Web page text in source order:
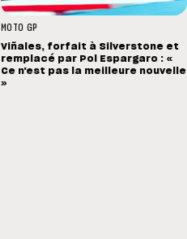
MOTO GP
Viñales, forfait à Silverstone et
remplacé par Pol Espargaro : «
Ce n'est pas la meilleure nouvelle
»